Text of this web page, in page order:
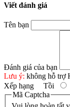
Viết đánh giá
Tên bạn
Đánh giá của bạn
Lưu ý: không hỗ trợ
Xếp hạng Tồi
Mã Captcha